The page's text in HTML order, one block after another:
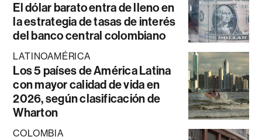
El dólar barato entra de lleno en
la estrategia de tasas de interés
del banco central colombiano
LATINOAMÉRICA
Los 5 países de América Latina
con mayor calidad de vida en
2026, según clasificación de
Wharton
COLOMBIA